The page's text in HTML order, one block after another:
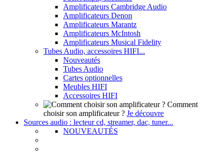
Amplificateurs Cambridge Audio
Amplificateurs Denon
Amplificateurs Marantz
Amplificateurs McIntosh
Amplificateurs Musical Fidelity
Tubes Audio, accessoires HIFI...
Nouveautés
Tubes Audio
Cartes optionnelles
Meubles HIFI
Accessoires HIFI
Comment
choisir son amplificateur ? Je découvre
Sources audio : lecteur cd, streamer, dac, tuner...
NOUVEAUTÉS